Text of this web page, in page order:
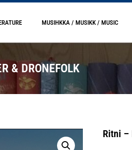
MUSIHKKA / MUSIKK / MUSIC
& DRONEFOLK
Ritni –